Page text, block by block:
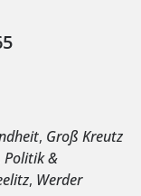
, Groß Kreutz
Politik &
, Werder